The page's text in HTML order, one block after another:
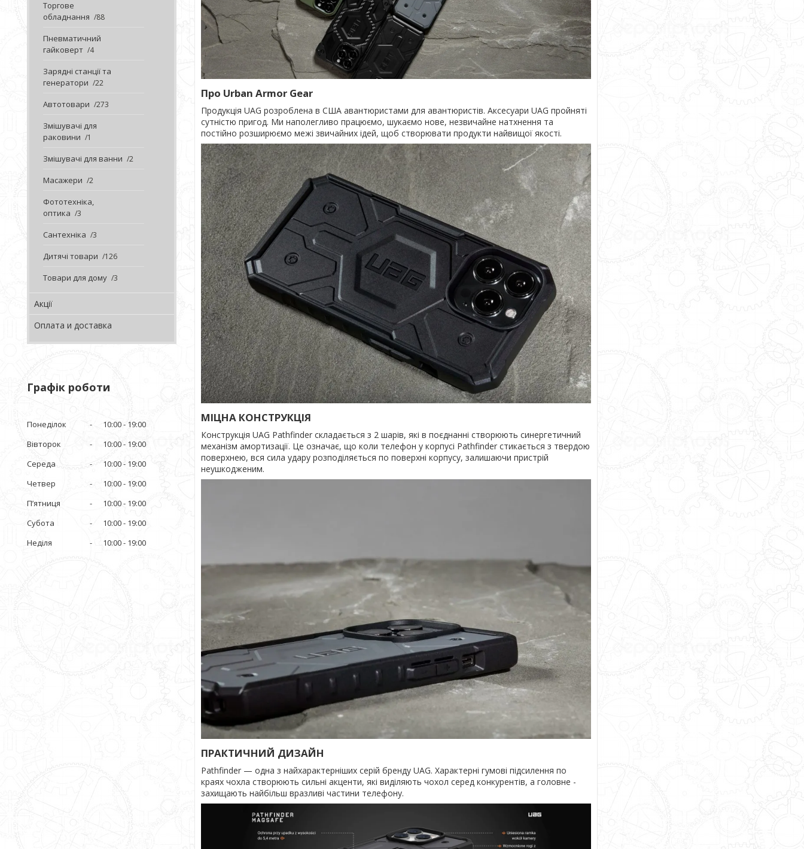
Торгове
обладнання
88
Пневматичний
гайковерт
4
Зарядні станції та
генератори
22
Автотовари 273
Змішувачі для
раковини
1
Змішувачі для ванни 2
Масажери 2
Фототехніка,
оптика
3
Сантехніка 3
Дитячі товари 126
Товари для дому 3
Акції
Оплата и доставка
Графік роботи
Понеділок 10:00
19:00
Вівторок
10:00
19:00
Середа
10:00
19:00
Четвер
10:00
19:00
Пʼятниця
10:00
19:00
Субота
10:00
19:00
Неділя
10:00 19:00
Про Urban Armor Gear
Продукція UAG розроблена в США авантюристами для авантюристів. Аксесуари UAG пройняті
сутністю пригод. Ми наполегливо працюємо, шукаємо нове, незвичайне натхнення та
постійно розширюємо межі звичайних ідей, щоб створювати продукти найвищої якості.
МІЦНА КОНСТРУКЦІЯ
Конструкція UAG Pathfinder складається з 2 шарів, які в поєднанні створюють синергетичний
механізм амортизації. Це означає, що коли телефон у корпусі Pathfinder стикається з твердою
поверхнею, вся сила удару розподіляється по поверхні корпусу, залишаючи пристрій
неушкодженим.
ПРАКТИЧНИЙ ДИЗАЙН
Pathfinder — одна з найхарактерніших серій бренду UAG. Характерні гумові підсилення по
краях чохла створюють сильні акценти, які виділяють чохол серед конкурентів, а головне -
захищають найбільш вразливі частини телефону.